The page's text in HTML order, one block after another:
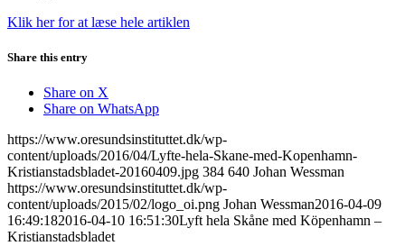
Klik her for at læse hele artiklen
Share this entry
Share on X
Share on WhatsApp
https://www.oresundsinstituttet.dk/wp-
content/uploads/2016/04/Lyfte-hela-Skane-med-Kopenhamn-
Kristianstadsbladet-20160409.jpg 384 640 Johan Wessman
https://www.oresundsinstituttet.dk/wp-
content/uploads/2015/02/logo_oi.png Johan Wessman2016-04-09
16:49:182016-04-10 16:51:30Lyft hela Skåne med Köpenhamn –
Kristianstadsbladet